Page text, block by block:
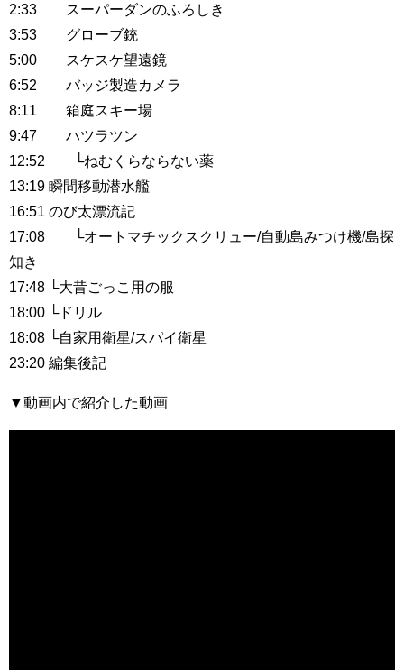
2:33 スーパーダンのふろしき
3:53 グローブ銃
5:00 スケスケ望遠鏡
6:52 バッジ製造カメラ
8:11 箱庭スキー場
9:47 ハツラツン
12:52 └ねむくらならない薬
13:19 瞬間移動潜水艦
16:51 のび太漂流記
17:08 └オートマチックスクリュー/自動島みつけ機/島探
知き
17:48 └大昔ごっこ用の服
18:00 └ドリル
18:08 └自家用衛星/スパイ衛星
23:20 編集後記
▼動画内で紹介した動画